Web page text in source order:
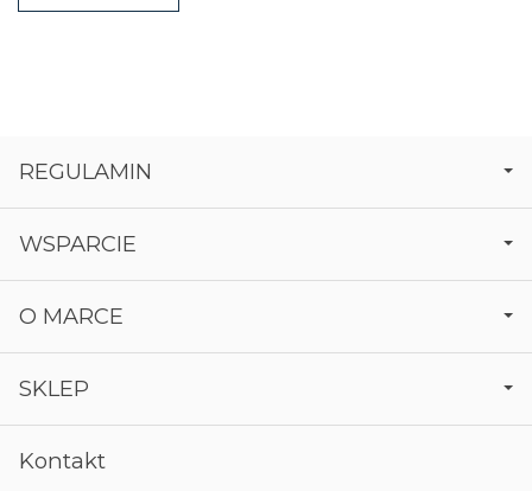
REGULAMIN
WSPARCIE
O MARCE
SKLEP
Kontakt